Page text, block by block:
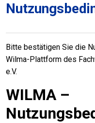
Bitte bestätigen Sie die
Wilma-Plattform des
e.V.
WILMA –